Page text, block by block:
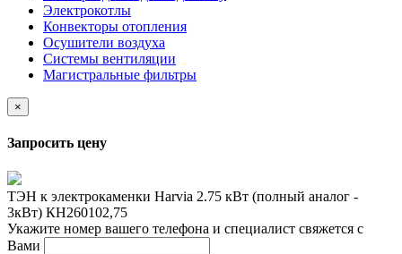
Электрокотлы
Конвекторы отопления
Осушители воздуха
Системы вентиляции
Магистральные фильтры
×
Запросить цену
ТЭН к электрокаменки Harvia 2.75 кВт (полный аналог -
3кВт) КН260102,75
Укажите номер вашего телефона и специалист свяжется с
Вами